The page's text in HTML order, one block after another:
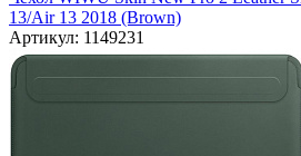
13/Air 13 2018 (Brown)
Артикул: 1149231